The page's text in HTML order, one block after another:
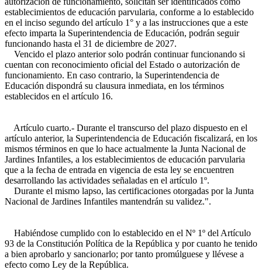
establecimientos de educación parvularia, conforme a lo establecido
en el inciso segundo del artículo 1° y a las instrucciones que a este
efecto imparta la Superintendencia de Educación, podrán seguir
funcionando hasta el 31 de diciembre de 2027.
Vencido el plazo anterior solo podrán continuar funcionando si
cuentan con reconocimiento oficial del Estado o autorización de
funcionamiento. En caso contrario, la Superintendencia de
Educación dispondrá su clausura inmediata, en los términos
establecidos en el artículo 16.
Artículo cuarto.- Durante el transcurso del plazo dispuesto en el
artículo anterior, la Superintendencia de Educación fiscalizará, en los
mismos términos en que lo hace actualmente la Junta Nacional de
Jardines Infantiles, a los establecimientos de educación parvularia
que a la fecha de entrada en vigencia de esta ley se encuentren
desarrollando las actividades señaladas en el artículo 1º.
Durante el mismo lapso, las certificaciones otorgadas por la Junta
Nacional de Jardines Infantiles mantendrán su validez.".
Habiéndose cumplido con lo establecido en el Nº 1º del Artículo
93 de la Constitución Política de la República y por cuanto he tenido
a bien aprobarlo y sancionarlo; por tanto promúlguese y llévese a
efecto como Ley de la República.